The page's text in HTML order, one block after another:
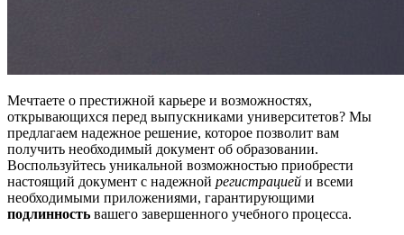
Мечтаете о престижной карьере и возможностях,
открывающихся перед выпускниками университетов? Мы
предлагаем надежное решение, которое позволит вам
получить необходимый документ об образовании.
Воспользуйтесь уникальной возможностью приобрести
настоящий документ с надежной регистрацией и всеми
необходимыми приложениями, гарантирующими
подлинность вашего завершенного учебного процесса.